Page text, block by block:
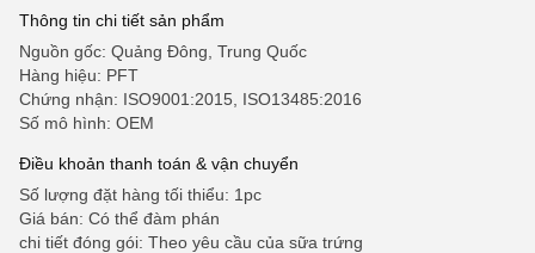
Thông tin chi tiết sản phẩm
Nguồn gốc: Quảng Đông, Trung Quốc
Hàng hiệu: PFT
Chứng nhận: ISO9001:2015, ISO13485:2016
Số mô hình: OEM
Điều khoản thanh toán & vận chuyển
Số lượng đặt hàng tối thiểu: 1pc
Giá bán: Có thể đàm phán
chi tiết đóng gói: Theo yêu cầu của sữa trứng